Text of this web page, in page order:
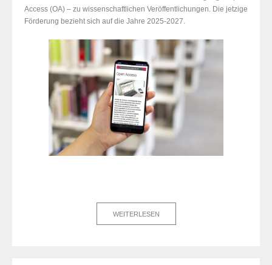
Access (OA) – zu wissenschaftlichen Veröffentlichungen. Die jetzige
Förderung bezieht sich auf die Jahre 2025-2027.
WEITERLESEN